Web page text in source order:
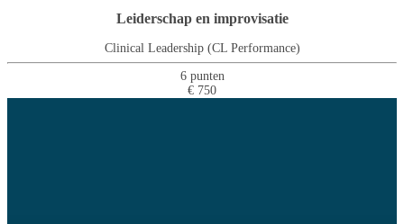
Leiderschap en improvisatie
Clinical Leadership (CL Performance)
6 punten
€ 750